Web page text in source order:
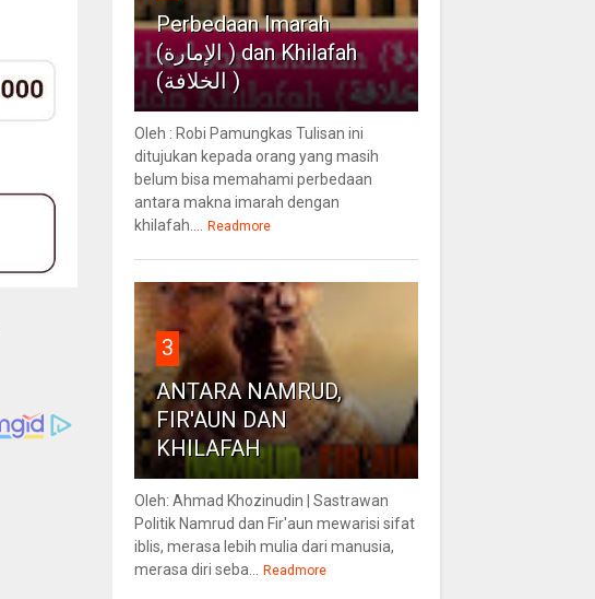
Perbedaan Imarah
(الإمارة ) dan Khilafah
(الخلافة )
Oleh : Robi Pamungkas Tulisan ini
ditujukan kepada orang yang masih
belum bisa memahami perbedaan
antara makna imarah dengan
khilafah....
Readmore
3
ANTARA NAMRUD,
FIR'AUN DAN
KHILAFAH
Oleh: Ahmad Khozinudin | Sastrawan
Politik Namrud dan Fir'aun mewarisi sifat
iblis, merasa lebih mulia dari manusia,
merasa diri seba...
Readmore